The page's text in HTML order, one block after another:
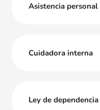
Asistencia personal
Cuidadora interna
Ley de dependencia